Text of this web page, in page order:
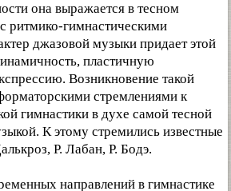
она выражается в тесном
ритмико-гимнастическими
джазовой музыки придает этой
пластичную
Возникновение такой
стремлениями к
гимнастики в духе самой тесной
К этому стремились известные
Р. Лабан, Р. Бодэ.
направлений в гимнастике